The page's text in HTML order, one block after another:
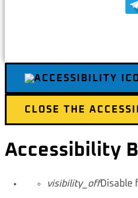
CLOSE THE
Accessibility
visibility_offDisable